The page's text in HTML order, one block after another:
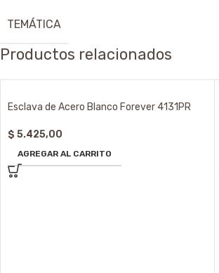
TEMÁTICA
Productos relacionados
Esclava de Acero Blanco Forever 4131PR
$ 5.425,00
AGREGAR AL CARRITO